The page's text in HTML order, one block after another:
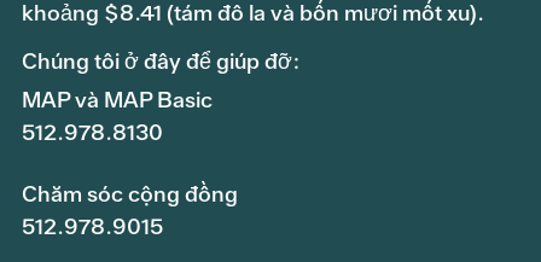
khoảng $8.41 (tám đô la và bốn mươi mốt xu).
Chúng tôi ở đây để giúp đỡ:
MAP và MAP Basic
512.978.8130
Chăm sóc cộng đồng
512.978.9015